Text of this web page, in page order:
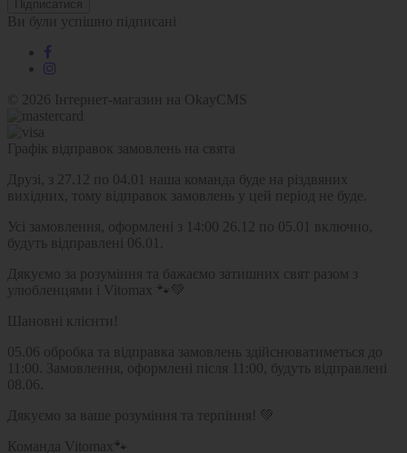
Підписатися
Ви були успішно підписані
© 2026 Інтернет-магазин на OkayCMS
Графік відправок замовлень на свята
Друзі, з 27.12 по 04.01 наша команда буде на різдвяних
вихідних, тому відправок замовлень у цей період не буде.
Усі замовлення, оформлені з 14:00 26.12 по 05.01 включно,
будуть відправлені 06.01.
Дякуємо за розуміння та бажаємо затишних свят разом з
улюбленцями і Vitomax 🐾💚
Шановні клієнти!
05.06 обробка та відправка замовлень здійснюватиметься до
11:00. Замовлення, оформлені після 11:00, будуть відправлені
08.06.
Дякуємо за ваше розуміння та терпіння! 💚
Команда Vitomax🐾